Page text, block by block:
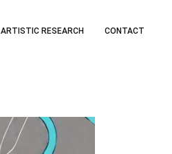
ARTISTIC RESEARCH CONTACT